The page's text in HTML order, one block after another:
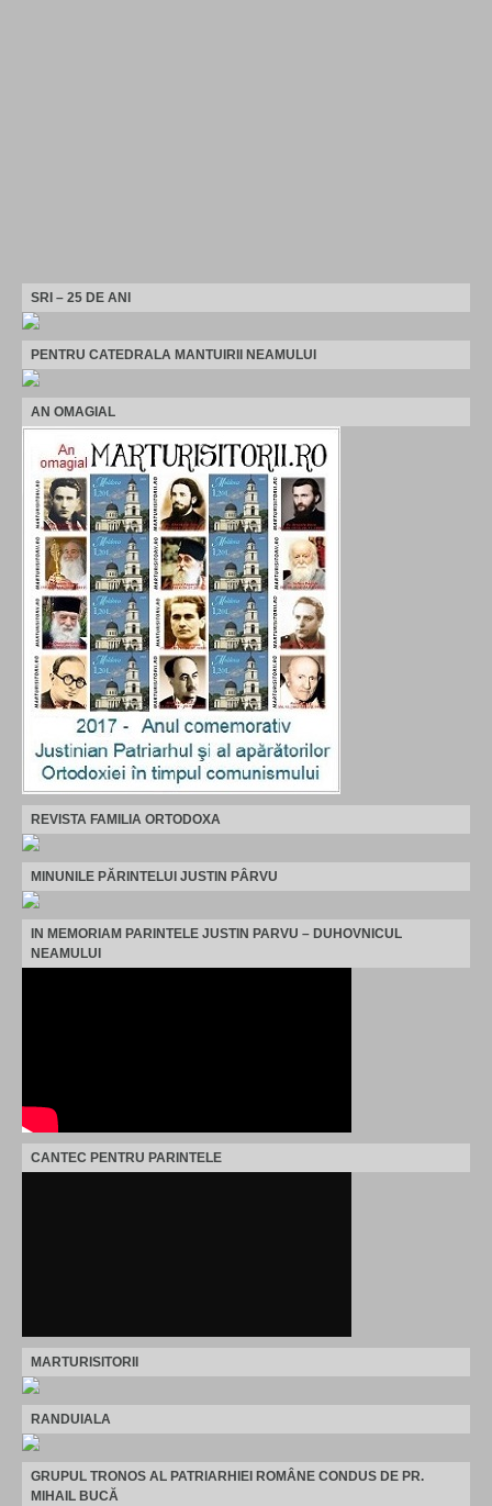
SRI – 25 DE ANI
PENTRU CATEDRALA MANTUIRII NEAMULUI
AN OMAGIAL
REVISTA FAMILIA ORTODOXA
MINUNILE PĂRINTELUI JUSTIN PÂRVU
IN MEMORIAM PARINTELE JUSTIN PARVU – DUHOVNICUL
NEAMULUI
CANTEC PENTRU PARINTELE
MARTURISITORII
RANDUIALA
GRUPUL TRONOS AL PATRIARHIEI ROMÂNE CONDUS DE PR.
MIHAIL BUCĂ